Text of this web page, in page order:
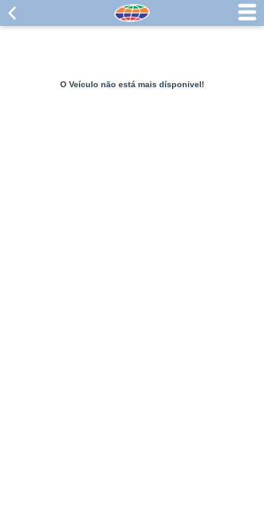
O Veículo não está mais dísponivel!